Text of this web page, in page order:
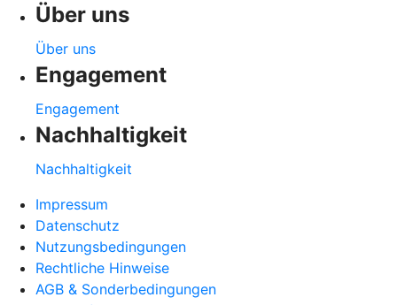
Über uns
Über uns
Engagement
Engagement
Nachhaltigkeit
Nachhaltigkeit
Impressum
Datenschutz
Nutzungsbedingungen
Rechtliche Hinweise
AGB & Sonderbedingungen